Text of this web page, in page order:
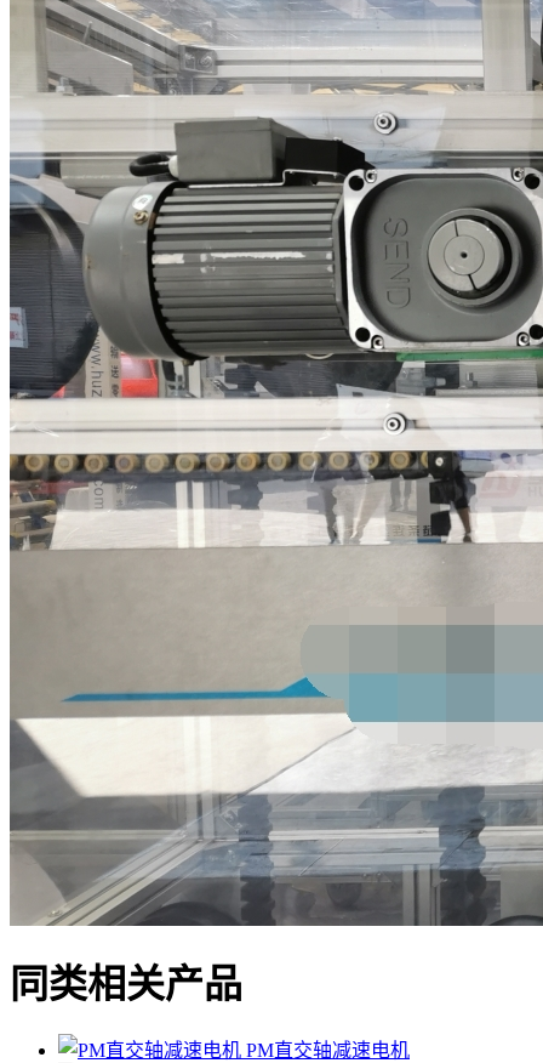
同类相关产品
PM直交轴减速电机